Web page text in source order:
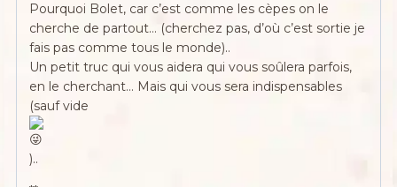
Pourquoi Bolet, car c’est comme les cèpes on le
cherche de partout… (cherchez pas, d’où c’est sortie je
fais pas comme tous le monde)..
Un petit truc qui vous aidera qui vous soûlera parfois,
en le cherchant… Mais qui vous sera indispensables
(sauf vide
)..